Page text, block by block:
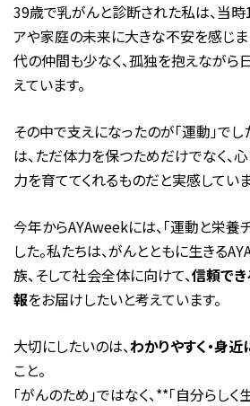
39歳で乳がんと診断された私は、当時
アや家庭の未来に大きな不安を感じま
代の仲間も少なく、孤独を抱えながら
えています。
その中で支えになったのが「運動」で
は、ただ体力を保つためだけでなく、
力を育ててくれるものだと実感していま
今年からAYAweekには、「運動と栄養
した。私たちは、がんとともに生きる
族、そして社会全体に向けて、信頼でき
報をお届けしたいと考えています。
大切にしたいのは、わかりやすく・身近
こと。
「がんのため」ではなく、**「自分らし